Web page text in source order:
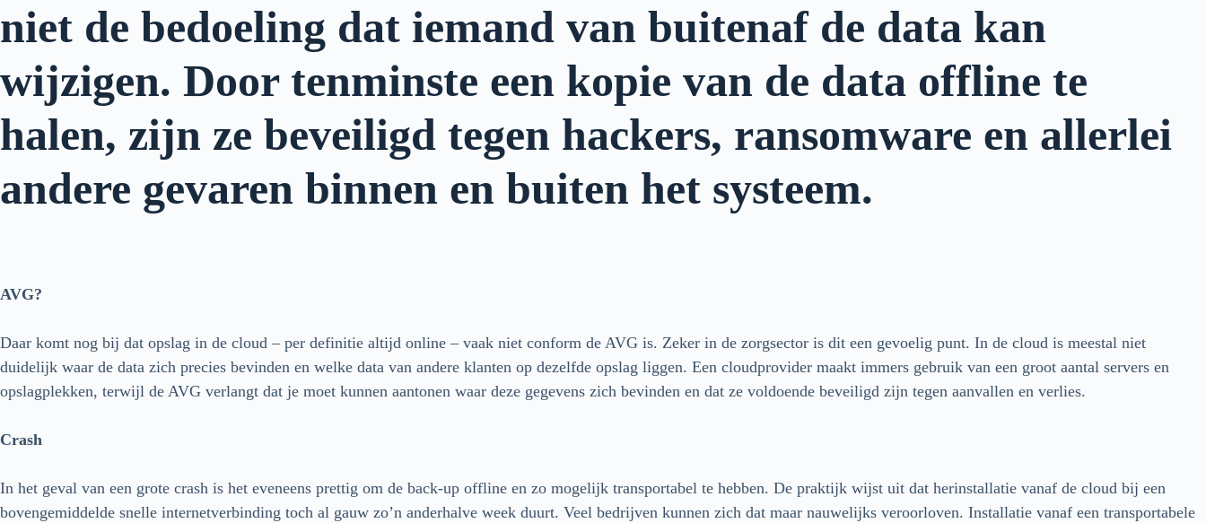
niet de bedoeling dat iemand van buitenaf de data kan
wijzigen. Door tenminste een kopie van de data offline te
halen, zijn ze beveiligd tegen hackers, ransomware en allerlei
andere gevaren binnen en buiten het systeem.
AVG?
Daar komt nog bij dat opslag in de cloud – per definitie altijd online – vaak niet conform de AVG is. Zeker in de zorgsector is dit een gevoelig punt. In de cloud is meestal niet
duidelijk waar de data zich precies bevinden en welke data van andere klanten op dezelfde opslag liggen. Een cloudprovider maakt immers gebruik van een groot aantal servers en
opslagplekken, terwijl de AVG verlangt dat je moet kunnen aantonen waar deze gegevens zich bevinden en dat ze voldoende beveiligd zijn tegen aanvallen en verlies.
Crash
In het geval van een grote crash is het eveneens prettig om de back-up offline en zo mogelijk transportabel te hebben. De praktijk wijst uit dat herinstallatie vanaf de cloud bij een
bovengemiddelde snelle internetverbinding toch al gauw zo’n anderhalve week duurt. Veel bedrijven kunnen zich dat maar nauwelijks veroorloven. Installatie vanaf een transportabele